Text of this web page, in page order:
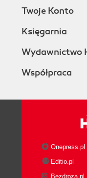
Twoje Konto
Księgarnia
Wydawnictwo
Współpraca
Onepress.pl
Editio.pl
Bezdroza.pl